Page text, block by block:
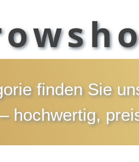
finden Sie
hochwertig,